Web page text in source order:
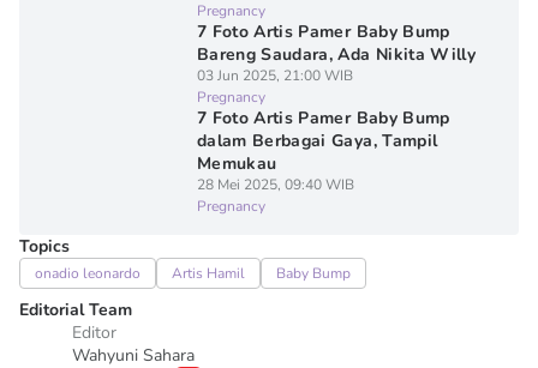
Pregnancy
7 Foto Artis Pamer Baby Bump
Bareng Saudara, Ada Nikita Willy
03 Jun 2025, 21:00 WIB
Pregnancy
7 Foto Artis Pamer Baby Bump
dalam Berbagai Gaya, Tampil
Memukau
28 Mei 2025, 09:40 WIB
Pregnancy
Topics
onadio leonardo Artis Hamil Baby Bump
Editorial Team
Editor
Wahyuni Sahara